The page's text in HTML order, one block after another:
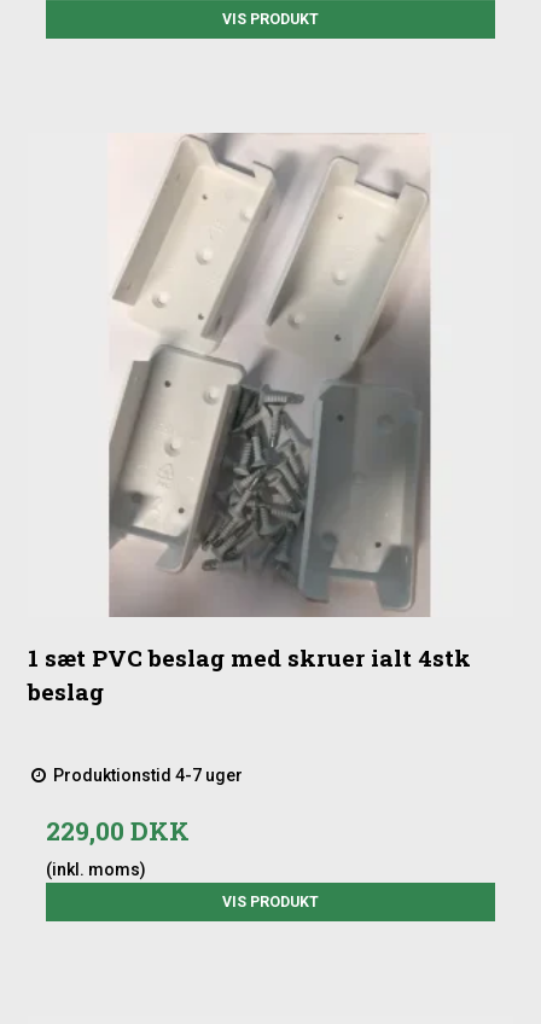
VIS PRODUKT
1 sæt PVC beslag med skruer ialt 4stk
beslag
Produktionstid 4-7 uger
229,00 DKK
(inkl. moms)
VIS PRODUKT